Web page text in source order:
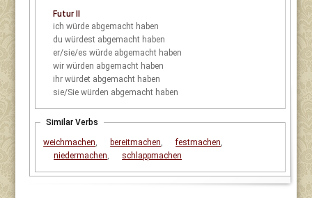
Futur II
ich
würde abgemacht haben
du
würdest abgemacht haben
er/sie/es
würde abgemacht haben
wir
würden abgemacht haben
ihr
würdet abgemacht haben
sie/Sie
würden abgemacht haben
Similar Verbs
weichmachen, bereitmachen, festmachen,
niedermachen, schlappmachen